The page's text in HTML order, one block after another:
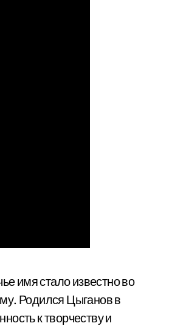
имя стало известно во
Родился Цыганов в
к творчеству и